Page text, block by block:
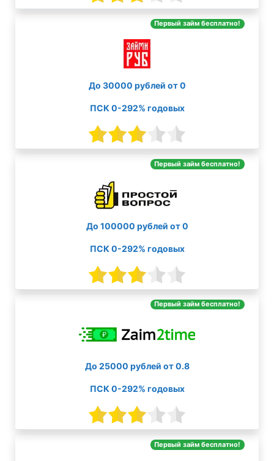
Первый займ бесплатно!
До 30000 рублей от 0
ПСК 0-292% годовых
Первый займ бесплатно!
До 100000 рублей от 0
ПСК 0-292% годовых
Первый займ бесплатно!
До 25000 рублей от 0.8
ПСК 0-292% годовых
Первый займ бесплатно!